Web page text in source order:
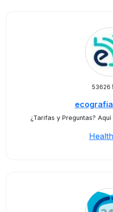
53626
¿Tarifas y Preguntas?